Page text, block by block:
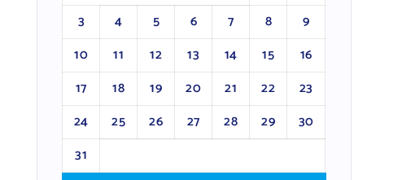
3
4 5 6 7 8
9
10
11 12 13 14 15
16
17
18 19 20 21 22
23
24
25 26 27 28 29
30
31